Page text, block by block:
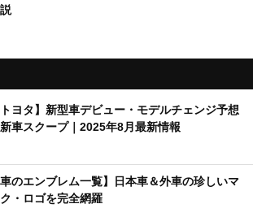
トヨタ】新型車デビュー・モデルチェンジ予想
新車スクープ｜2025年8月最新情報
車のエンブレム一覧】日本車＆外車の珍しいマ
・ロゴを完全網羅